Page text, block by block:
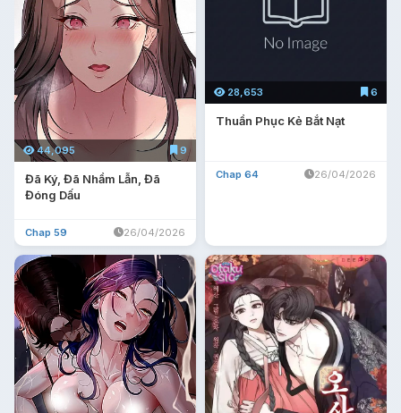
44,095 9
Đã Ký, Đã Nhầm Lẫn, Đã
Đóng Dấu
Chap 59 26/04/2026
28,653 6
Thuần Phục Kẻ Bắt Nạt
Chap 64 26/04/2026